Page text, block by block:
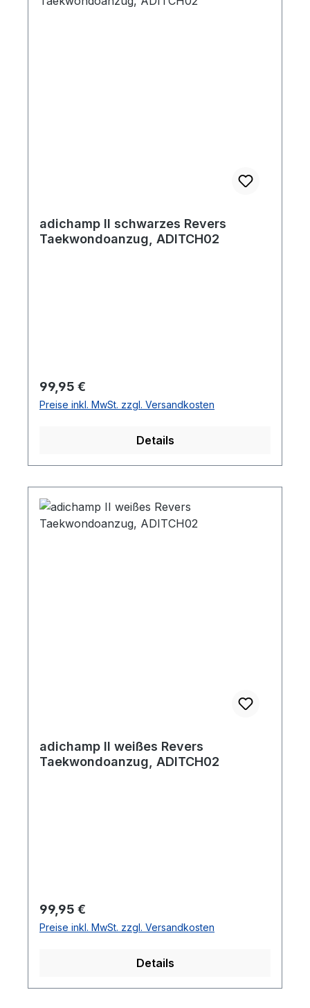
adichamp II schwarzes Revers
Taekwondoanzug, ADITCH02
Regulärer Preis:
99,95 €
Preise inkl. MwSt. zzgl. Versandkosten
Details
adichamp II weißes Revers
Taekwondoanzug, ADITCH02
Regulärer Preis:
99,95 €
Preise inkl. MwSt. zzgl. Versandkosten
Details